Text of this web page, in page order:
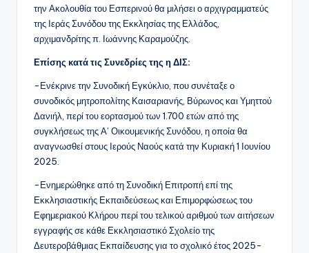
την Ακολουθία του Εσπερινού θα μιλήσει ο αρχιγραμματεύς
της Ιεράς Συνόδου της Εκκλησίας της Ελλάδος,
αρχιμανδρίτης π. Ιωάννης Καραμούζης.
Επίσης κατά τις Συνεδρίες της η ΔΙΣ:
-Ενέκρινε την Συνοδική Εγκύκλιο, που συνέταξε ο
συνοδικός μητροπολίτης Καισαριανής, Βύρωνος και Υμηττού
Δανιήλ, περί του εορτασμού των 1.700 ετών από της
συγκλήσεως της Α’ Οικουμενικής Συνόδου, η οποία θα
αναγνωσθεί στους Ιερούς Ναούς κατά την Κυριακή 1 Ιουνίου
2025.
-Ενημερώθηκε από τη Συνοδική Επιτροπή επί της
Εκκλησιαστικής Εκπαιδεύσεως και Επιμορφώσεως του
Εφημεριακού Κλήρου περί του τελικού αριθμού των αιτήσεων
εγγραφής σε κάθε Εκκλησιαστικό Σχολείο της
Δευτεροβάθμιας Εκπαίδευσης για το σχολικό έτος 2025-